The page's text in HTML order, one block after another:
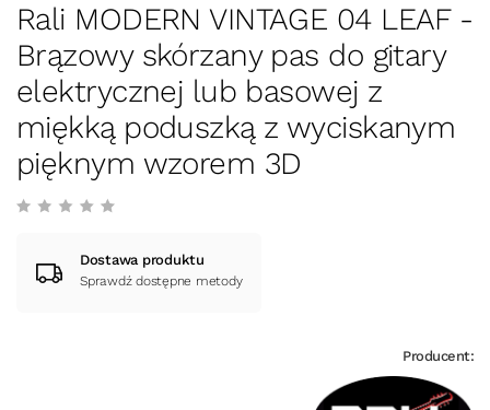
Rali MODERN VINTAGE 04 LEAF -
Brązowy skórzany pas do gitary
elektrycznej lub basowej z
miękką poduszką z wyciskanym
pięknym wzorem 3D
Dostawa produktu
Sprawdź dostępne metody
Producent: